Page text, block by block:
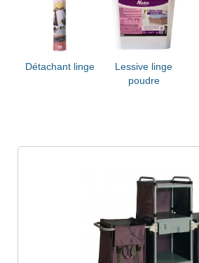
Détachant linge
Lessive linge
poudre